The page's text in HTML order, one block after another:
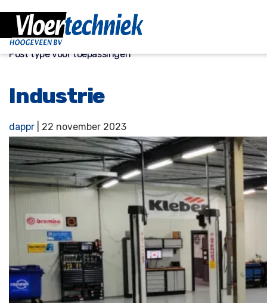
Post type voor toepassingen
Industrie
dappr 22 november 2023